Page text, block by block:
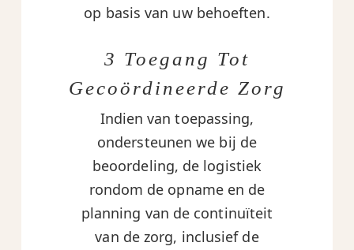
op basis van uw behoeften.
3 Toegang Tot
Gecoördineerde Zorg
Indien van toepassing,
ondersteunen we bij de
beoordeling, de logistiek
rondom de opname en de
planning van de continuïteit
van de zorg, inclusief de